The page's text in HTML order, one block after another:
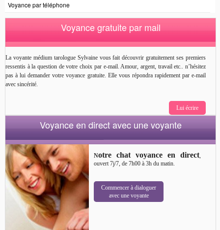
Voyance par téléphone
Voyance gratuite par mail
La voyante médium tarologue Sylvaine vous fait découvrir gratuitement ses premiers
ressentis à la question de votre choix par e-mail. Amour, argent, travail etc.. n’hésitez
pas à lui demander votre voyance gratuite. Elle vous répondra rapidement par e-mail
avec sincérité.
Lui écrire
Voyance en direct avec une voyante
Notre chat voyance en direct,
ouvert 7j/7, de 7h00 à 3h du matin.
Commencer à dialoguer
avec une voyante